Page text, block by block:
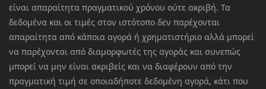
είναι απαραίτητα πραγματικού χρόνου ούτε ακριβή. Τα
δεδομένα και οι τιμές στον ιστότοπο δεν παρέχονται
απαραίτητα από κάποια αγορά ή χρηματιστήριο αλλά μπορεί
να παρέχονται από διαμορφωτές της αγοράς και συνεπώς
μπορεί να μην είναι ακριβείς και να διαφέρουν από την
πραγματική τιμή σε οποιαδήποτε δεδομένη αγορά, κάτι που